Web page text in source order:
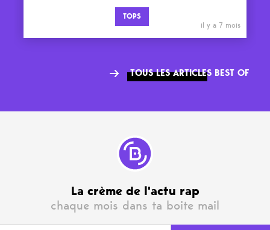
TOPS
il y a 7 mois
TOUS LES ARTICLES BEST OF
La crème de l'actu rap
chaque mois dans ta boite mail